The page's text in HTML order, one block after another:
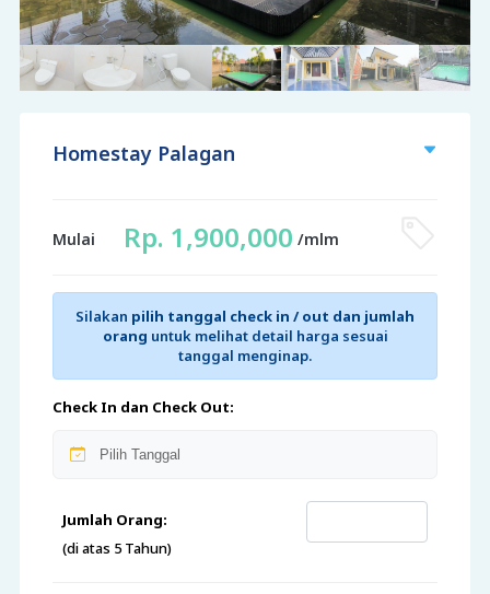
Homestay Palagan
Mulai Rp. 1,900,000 /mlm
Silakan pilih tanggal check in / out dan jumlah
orang untuk melihat detail harga sesuai
tanggal menginap.
Check In dan Check Out:
Jumlah Orang:
(di atas 5 Tahun)